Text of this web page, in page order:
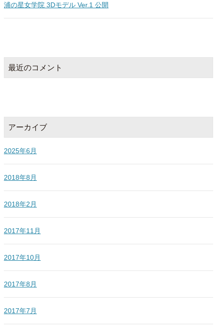
浦の星女学院 3Dモデル Ver.1 公開
最近のコメント
アーカイブ
2025年6月
2018年8月
2018年2月
2017年11月
2017年10月
2017年8月
2017年7月